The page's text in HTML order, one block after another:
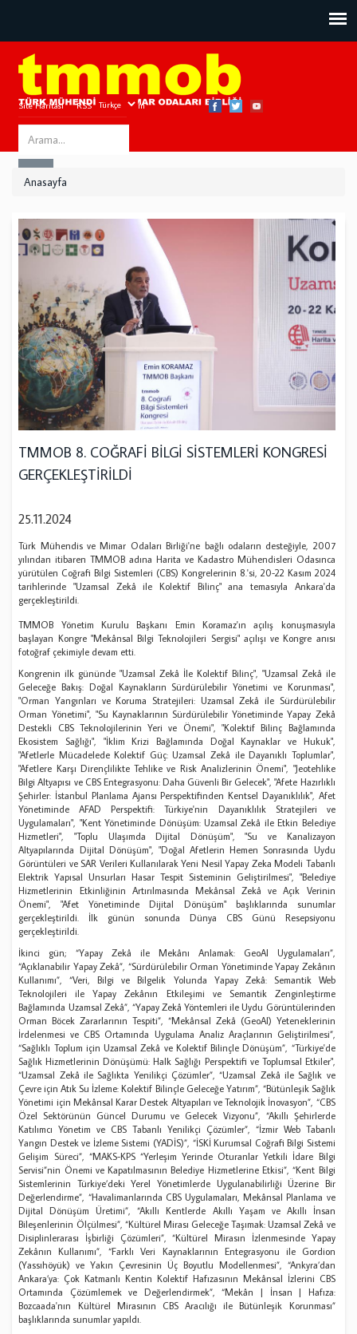
Site Haritası RSS Bize Ulaşın
Search
this
Anasayfa
TMMOB 8. COĞRAFİ BİLGİ SİSTEMLERİ KONGRESİ
GERÇEKLEŞTİRİLDİ
25.11.2024
Türk Mühendis ve Mimar Odaları Birliği'ne bağlı odaların desteğiyle, 2007
yılından itibaren TMMOB adına Harita ve Kadastro Mühendisleri Odasınca
yürütülen Coğrafi Bilgi Sistemleri (CBS) Kongrelerinin 8.'si, 20-22 Kasım 2024
tarihlerinde "Uzamsal Zekâ ile Kolektif Bilinç" ana temasıyla Ankara'da
gerçekleştirildi.
TMMOB Yönetim Kurulu Başkanı Emin Koramaz'ın açılış konuşmasıyla
başlayan Kongre "Mekânsal Bilgi Teknolojileri Sergisi" açılışı ve Kongre anısı
fotoğraf çekimiyle devam etti.
Kongrenin ilk gününde "Uzamsal Zekâ İle Kolektif Bilinç", "Uzamsal Zekâ ile
Geleceğe Bakış: Doğal Kaynakların Sürdürülebilir Yönetimi ve Korunması",
"Orman Yangınları ve Koruma Stratejileri: Uzamsal Zekâ ile Sürdürülebilir
Orman Yönetimi", "Su Kaynaklarının Sürdürülebilir Yönetiminde Yapay Zekâ
Destekli CBS Teknolojilerinin Yeri ve Önemi", "Kolektif Bilinç Bağlamında
Ekosistem Sağlığı", "İklim Krizi Bağlamında Doğal Kaynaklar ve Hukuk",
"Afetlerle Mücadelede Kolektif Güç: Uzamsal Zekâ ile Dayanıklı Toplumlar",
"Afetlere Karşı Dirençlilikte Tehlike ve Risk Analizlerinin Önemi", "Jeotehlike
Bilgi Altyapısı ve CBS Entegrasyonu: Daha Güvenli Bir Gelecek", "Afete Hazırlıklı
Şehirler: İstanbul Planlama Ajansı Perspektifinden Kentsel Dayanıklılık", Afet
Yönetiminde AFAD Perspektifi: Türkiye'nin Dayanıklılık Stratejileri ve
Uygulamaları", "Kent Yönetiminde Dönüşüm: Uzamsal Zekâ ile Etkin Belediye
Hizmetleri", "Toplu Ulaşımda Dijital Dönüşüm", "Su ve Kanalizayon
Altyapılarında Dijital Dönüşüm", "Doğal Afetlerin Hemen Sonrasında Uydu
Görüntüleri ve SAR Verileri Kullanılarak Yeni Nesil Yapay Zeka Modeli Tabanlı
Elektrik Yapısal Unsurları Hasar Tespit Sisteminin Geliştirilmesi", "Belediye
Hizmetlerinin Etkinliğinin Artırılmasında Mekânsal Zekâ ve Açık Verinin
Önemi", "Afet Yönetiminde Dijital Dönüşüm" başlıklarında sunumlar
gerçekleştirildi. İlk günün sonunda Dünya CBS Günü Resepsiyonu
gerçekleştirildi.
İkinci gün; “Yapay Zekâ ile Mekânı Anlamak: GeoAI Uygulamaları”,
“Açıklanabilir Yapay Zekâ”, “Sürdürülebilir Orman Yönetiminde Yapay Zekânın
Kullanımı”, “Veri, Bilgi ve Bilgelik Yolunda Yapay Zekâ: Semantik Web
Teknolojileri ile Yapay Zekânın Etkileşimi ve Semantik Zenginleştirme
Bağlamında Uzamsal Zekâ”, “Yapay Zekâ Yöntemleri ile Uydu Görüntülerinden
Orman Böcek Zararlarının Tespiti”, “Mekânsal Zekâ (GeoAI) Yeteneklerinin
İrdelenmesi ve CBS Ortamında Uygulama Analiz Araçlarının Geliştirilmesi”,
“Sağlıklı Toplum için Uzamsal Zekâ ve Kolektif Bilinçle Dönüşüm”, “Türkiye'de
Sağlık Hizmetlerinin Dönüşümü: Halk Sağlığı Perspektifi ve Toplumsal Etkiler",
“Uzamsal Zekâ ile Sağlıkta Yenilikçi Çözümler”, “Uzamsal Zekâ ile Sağlık ve
Çevre için Atık Su İzleme: Kolektif Bilinçle Geleceğe Yatırım”, “Bütünleşik Sağlık
Yönetimi için Mekânsal Karar Destek Altyapıları ve Teknolojik İnovasyon”, “CBS
Özel Sektörünün Güncel Durumu ve Gelecek Vizyonu”, “Akıllı Şehirlerde
Katılımcı Yönetim ve CBS Tabanlı Yenilikçi Çözümler”, “İzmir Web Tabanlı
Yangın Destek ve İzleme Sistemi (YADİS)”, “İSKİ Kurumsal Coğrafi Bilgi Sistemi
Gelişim Süreci”, “MAKS-KPS “Yerleşim Yerinde Oturanlar Yetkili İdare Bilgi
Servisi”nin Önemi ve Kapatılmasının Belediye Hizmetlerine Etkisi”, “Kent Bilgi
Sistemlerinin Türkiye’deki Yerel Yönetimlerde Uygulanabilirliği Üzerine Bir
Değerlendirme”, “Havalimanlarında CBS Uygulamaları, Mekânsal Planlama ve
Dijital Dönüşüm Üretimi”, “Akıllı Kentlerde Akıllı Yaşam ve Akıllı İnsan
Bileşenlerinin Ölçülmesi”, “Kültürel Mirası Geleceğe Taşımak: Uzamsal Zekâ ve
Disiplinlerarası İşbirliği Çözümleri”, “Kültürel Mirasın İzlenmesinde Yapay
Zekânın Kullanımı”, “Farklı Veri Kaynaklarının Entegrasyonu ile Gordion
(Yassıhöyük) ve Yakın Çevresinin Üç Boyutlu Modellenmesi”, “Ankyra’dan
Ankara’ya: Çok Katmanlı Kentin Kolektif Hafızasının Mekânsal İzlerini CBS
Ortamında Çözümlemek ve Değerlendirmek”, “Mekân | İnsan | Hafıza:
Bozcaada'nın Kültürel Mirasının CBS Aracılığı ile Bütünleşik Korunması”
başlıklarında sunumlar yapıldı.